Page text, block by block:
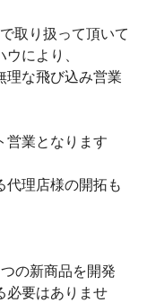
取り扱って頂いて
により、
理な飛び込み営業
営業となります
代理店様の開拓も
の新商品を開発
必要はありませ